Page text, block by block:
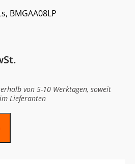
BMGAA08LP
von 5-10 Werktagen, soweit
Lieferanten